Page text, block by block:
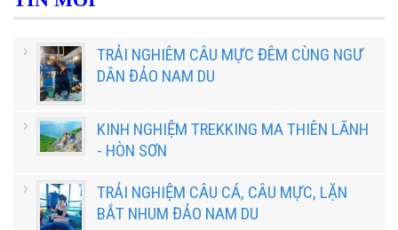
TRẢI NGHIÊM CÂU MỰC ĐÊM CÙNG NGƯ
DÂN ĐẢO NAM DU
KINH NGHIỆM TREKKING MA THIÊN LÃNH
- HÒN SƠN
TRẢI NGHIỆM CÂU CÁ, CÂU MỰC, LẶN
BẮT NHUM ĐẢO NAM DU